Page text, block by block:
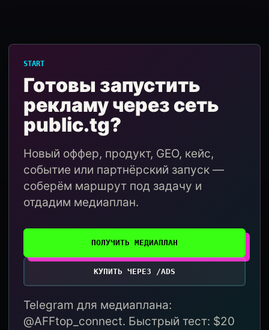
START
Готовы запустить
рекламу через сеть
public.tg?
Новый оффер, продукт, GEO, кейс,
событие или партнёрский запуск —
соберём маршрут под задачу и
отдадим медиаплан.
ПОЛУЧИТЬ МЕДИАПЛАН
КУПИТЬ ЧЕРЕЗ /ADS
Telegram для медиаплана:
@AFFtop_connect. Быстрый тест: $20